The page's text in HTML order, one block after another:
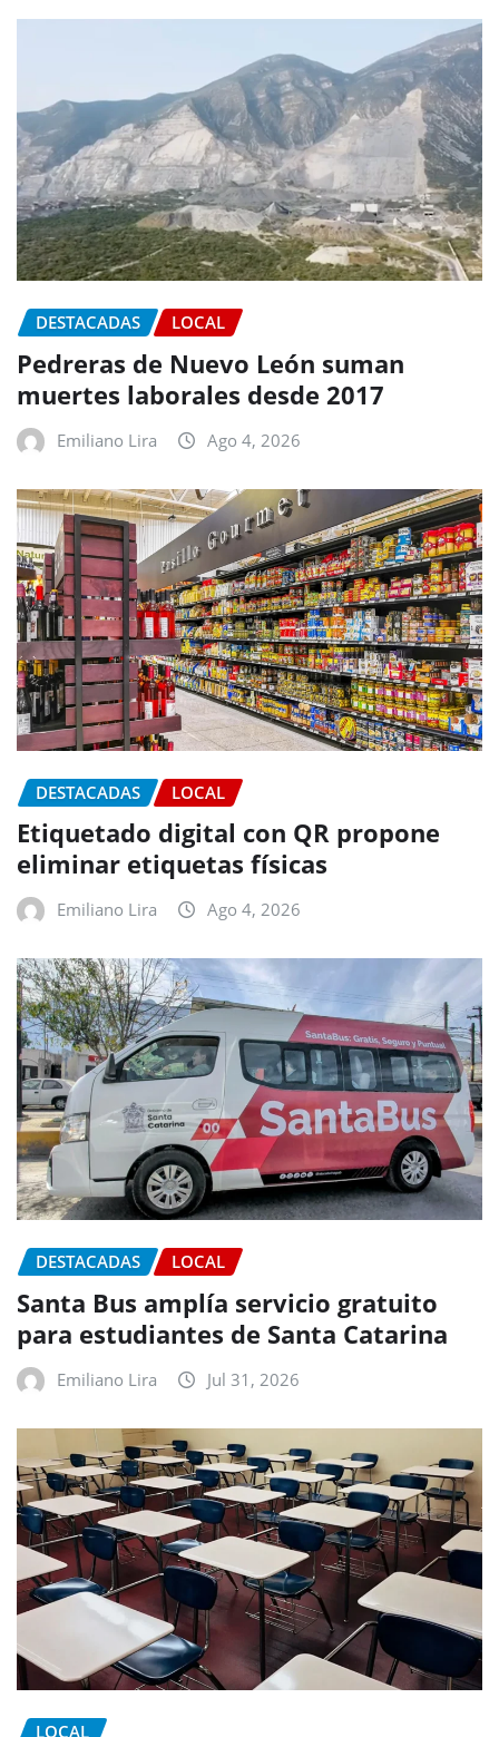
DESTACADAS LOCAL
Pedreras de Nuevo León suman
muertes laborales desde 2017
Emiliano Lira Ago 4, 2026
DESTACADAS LOCAL
Etiquetado digital con QR propone
eliminar etiquetas físicas
Emiliano Lira Ago 4, 2026
DESTACADAS LOCAL
Santa Bus amplía servicio gratuito
para estudiantes de Santa Catarina
Emiliano Lira Jul 31, 2026
LOCAL